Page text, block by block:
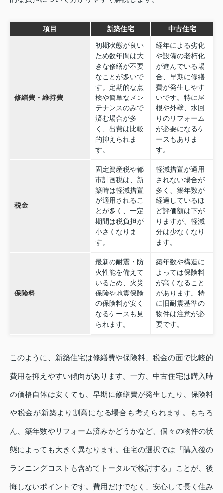
項目 新築住宅 中古住宅
修繕費・維持費
初期状態が良い
ため数年間は大
きな修繕が不要
なことが多いで
す。定期的な点
検や簡単なメン
テナンスのみで
済む場合が多
く、出費は比較
的抑えられま
す。
経年による劣化
や設備の老朽化
が進んでいる場
合、早期に修繕
費が発生しやす
いです。特に屋
根や外壁、水回
りのリフォーム
が必要になるケ
ースもありま
す。
税金
固定資産税や都
市計画税は、新
築時は軽減措置
が適用されるこ
とが多く、一定
期間は税負担が
小さくなりま
す。
軽減措置が適用
されない場合が
多く、築年数が
経過しているほ
ど評価額は下が
りますが、軽減
分は少なくなり
ます。
保険料
最新の耐震・防
火性能を備えて
いるため、火災
保険や地震保険
の保険料が安く
なるケースも見
られます。
築年数や構造に
よっては保険料
が高くなること
があります。特
に旧耐震基準の
物件は注意が必
要です。
このように、新築住宅は修繕費や保険料、税金の面で比較的
費用を抑えやすい傾向があります。一方、中古住宅は購入時
の価格自体は安くても、早期に修繕費が発生したり、保険料
や税金が新築より割高になる場合も考えられます。もちろ
ん、築年数やリフォーム済みかどうかなど、個々の物件の状
態によっても大きく異なります。住宅の選択では「購入後の
ランニングコストも含めてトータルで検討する」ことが、後
悔しないポイントです。費用だけでなく、安心して長く住み